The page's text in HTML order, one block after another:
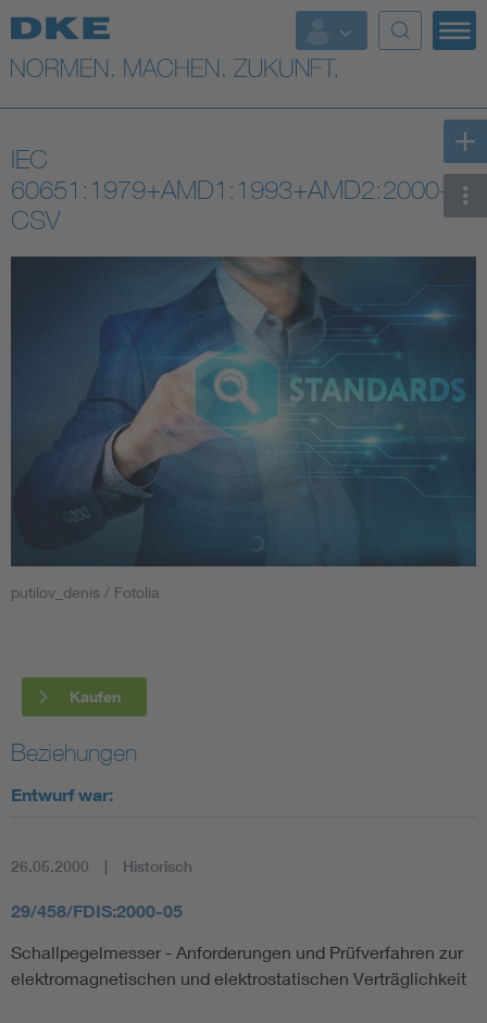
Top-Themen
VDE Fokusthemen
Mobility
DKE Fachinformationen im Kontext der Normung
Circular Economy für mehr Ressourceneffizienz
Cybersecurity in der Industrieautomatisierung
IEC
60651:1979+AMD1:1993+AMD2:2000-10
CSV
putilov_denis / Fotolia
Kaufen
Beziehungen
Entwurf war:
26.05.2000 Historisch
29/458/FDIS:2000-05
Schallpegelmesser - Anforderungen und Prüfverfahren zur
elektromagnetischen und elektrostatischen Verträglichkeit